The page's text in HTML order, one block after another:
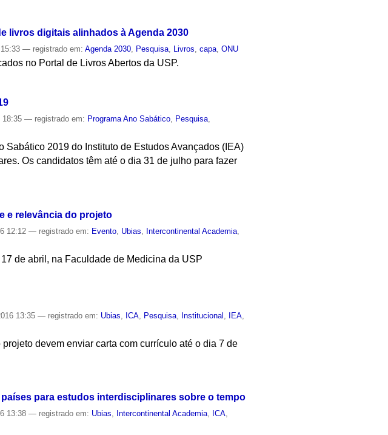
livros digitais alinhados à Agenda 2030
15:33— registrado em:Agenda 2030 Pesquisa Livros ,capa ,ONU
no Portal de Livros Abertos da USP.
18:35— registrado em: Programa Ano Sabático, Pesquisa,
2019 do Instituto de Estudos Avançados (IEA)
Os candidatos têm até o dia 31 de julho para fazer
e relevância do projeto
12:12— registrado em: Evento Ubias Intercontinental Academia
de abril, na Faculdade de Medicina da USP
13:35— registrado em: Ubias ICA Pesquisa Institucional IEA
devem enviar carta com currículo até o dia 7 de
para estudos interdisciplinares sobre o tempo
13:38— registrado em: Ubias, Intercontinental Academia, ICA,